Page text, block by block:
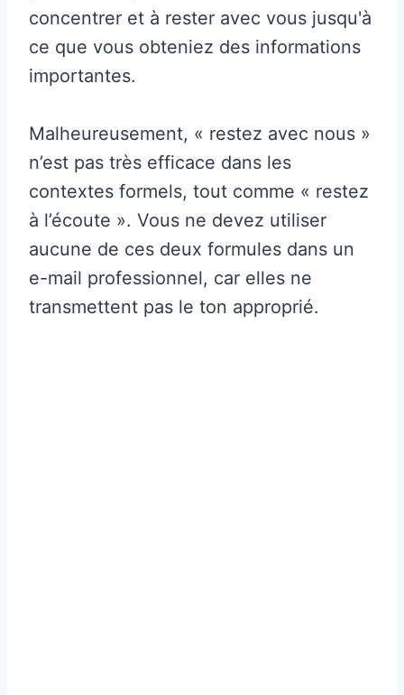
concentrer et à rester avec vous jusqu'à
ce que vous obteniez des informations
importantes.
Malheureusement, « restez avec nous »
n’est pas très efficace dans les
contextes formels, tout comme « restez
à l’écoute ». Vous ne devez utiliser
aucune de ces deux formules dans un
e-mail professionnel, car elles ne
transmettent pas le ton approprié.